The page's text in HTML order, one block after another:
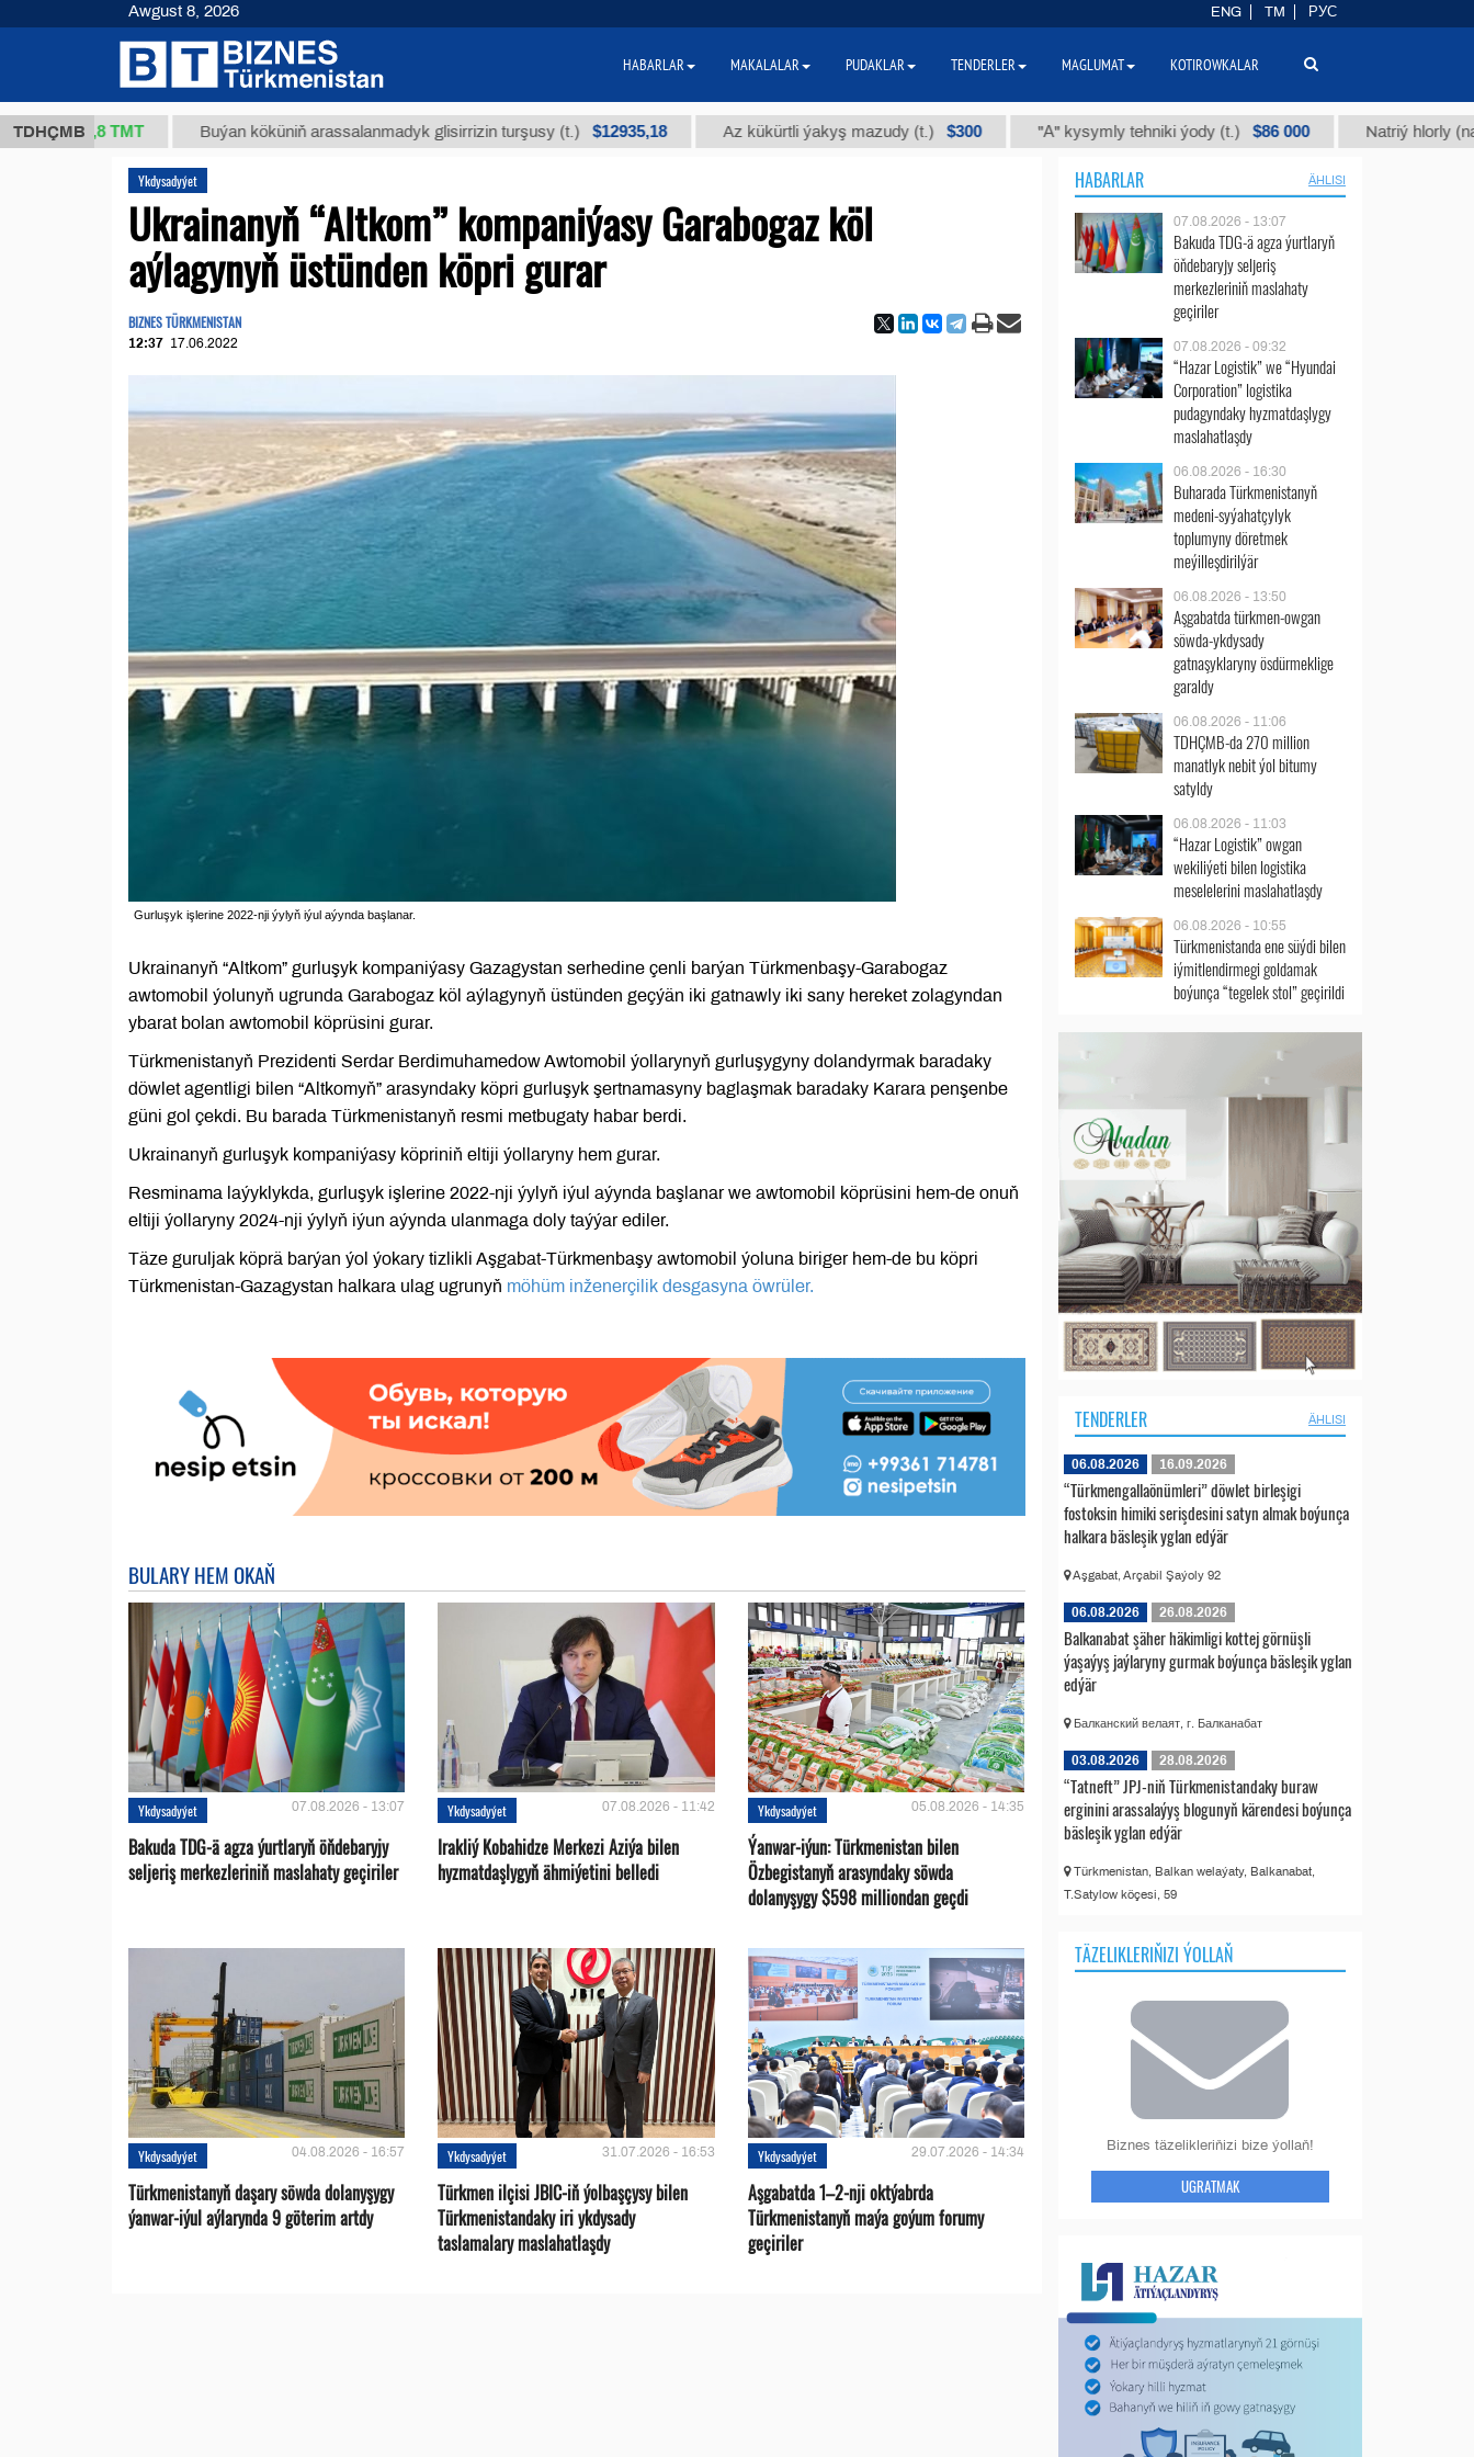
TDHÇMB
37,8 ТМТ Buýan köküniň arassalanmadyk glisirrizin turşusy (t.) $12935,18 Az kükürtli ýakyş mazudy (t.) $300 "А" kysymly tehniki ýody (t.) $86 000 Natriý hlorly (nahar
Ykdysadyýet
Ukrainanyň “Altkom” kompaniýasy Garabogaz köl
aýlagynyň üstünden köpri gurar
BIZNES TÜRKMENISTAN
12:37 17.06.2022
Gurluşyk işlerine 2022-nji ýylyň iýul aýynda başlanar.
Ukrainanyň “Altkom” gurluşyk kompaniýasy Gazagystan serhedine çenli barýan Türkmenbaşy-Garabogaz
awtomobil ýolunyň ugrunda Garabogaz köl aýlagynyň üstünden geçýän iki gatnawly iki sany hereket zolagyndan
ybarat bolan awtomobil köprüsini gurar.
Türkmenistanyň Prezidenti Serdar Berdimuhamedow Awtomobil ýollarynyň gurluşygyny dolandyrmak baradaky
döwlet agentligi bilen “Altkomyň” arasyndaky köpri gurluşyk şertnamasyny baglaşmak baradaky Karara penşenbe
güni gol çekdi. Bu barada Türkmenistanyň resmi metbugaty habar berdi.
Ukrainanyň gurluşyk kompaniýasy köpriniň eltiji ýollaryny hem gurar.
Resminama laýyklykda, gurluşyk işlerine 2022-nji ýylyň iýul aýynda başlanar we awtomobil köprüsini hem-de onuň
eltiji ýollaryny 2024-nji ýylyň iýun aýynda ulanmaga doly taýýar ediler.
Täze guruljak köprä barýan ýol ýokary tizlikli Aşgabat-Türkmenbaşy awtomobil ýoluna biriger hem-de bu köpri
Türkmenistan-Gazagystan halkara ulag ugrunyň möhüm inženerçilik desgasyna öwrüler.
BULARY HEM OKAŇ
Ykdysadyýet 07.08.2026 - 13:07
Bakuda TDG-ä agza ýurtlaryň öňdebaryjy
seljeriş merkezleriniň maslahaty geçiriler
Ykdysadyýet 07.08.2026 - 11:42
Irakliý Kobahidze Merkezi Aziýa bilen
hyzmatdaşlygyň ähmiýetini belledi
Ykdysadyýet 05.08.2026 - 14:35
Ýanwar-iýun: Türkmenistan bilen
Özbegistanyň arasyndaky söwda
dolanyşygy $598 milliondan geçdi
Ykdysadyýet 04.08.2026 - 16:57
Türkmenistanyň daşary söwda dolanyşygy
ýanwar-iýul aýlarynda 9 göterim artdy
Ykdysadyýet 31.07.2026 - 16:53
Türkmen ilçisi JBIC-iň ýolbaşçysy bilen
Türkmenistandaky iri ykdysady
taslamalary maslahatlaşdy
Ykdysadyýet 29.07.2026 - 14:34
Aşgabatda 1–2-nji oktýabrda
Türkmenistanyň maýa goýum forumy
geçiriler
HABARLAR ÄHLISI
07.08.2026 - 13:07
Bakuda TDG-ä agza ýurtlaryň
öňdebaryjy seljeriş
merkezleriniň maslahaty
geçiriler
07.08.2026 - 09:32
“Hazar Logistik” we “Hyundai
Corporation” logistika
pudagyndaky hyzmatdaşlygy
maslahatlaşdy
06.08.2026 - 16:30
Buharada Türkmenistanyň
medeni-syýahatçylyk
toplumyny döretmek
meýilleşdirilýär
06.08.2026 - 13:50
Aşgabatda türkmen-owgan
söwda-ykdysady
gatnaşyklaryny ösdürmeklige
garaldy
06.08.2026 - 11:06
TDHÇMB-da 270 million
manatlyk nebit ýol bitumy
satyldy
06.08.2026 - 11:03
“Hazar Logistik” owgan
wekiliýeti bilen logistika
meselelerini maslahatlaşdy
06.08.2026 - 10:55
Türkmenistanda ene süýdi bilen
iýmitlendirmegi goldamak
boýunça “tegelek stol” geçirildi
TENDERLER ÄHLISI
06.08.2026 16.09.2026
“Türkmengallaönümleri” döwlet birleşigi
fostoksin himiki serişdesini satyn almak boýunça
halkara bäsleşik yglan edýär
Aşgabat, Arçabil Şaýoly 92
06.08.2026 26.08.2026
Balkanabat şäher häkimligi kottej görnüşli
ýaşaýyş jaýlaryny gurmak boýunça bäsleşik yglan
edýär
Балканский велаят, г. Балканабат
03.08.2026 28.08.2026
“Tatneft” JPJ-niň Türkmenistandaky buraw
erginini arassalaýyş blogunyň kärendesi boýunça
bäsleşik yglan edýär
Türkmenistan, Balkan welaýaty, Balkanabat,
T.Satylow köçesi, 59
TÄZELIKLERIŇIZI ÝOLLAŇ
Biznes täzelikleriňizi bize ýollaň!
UGRATMAK
Awgust 8, 2026 ENG TM РУС
HABARLAR MAKALALAR PUDAKLAR TENDERLER MAGLUMAT KOTIROWKALAR